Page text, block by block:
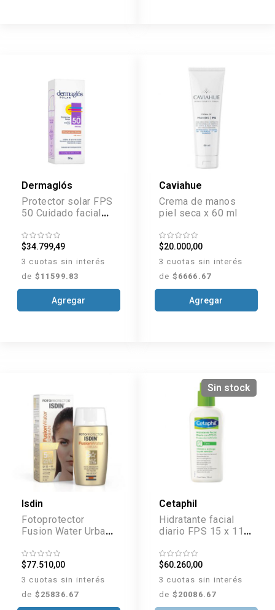
Dermaglós
Protector solar FPS
50 Cuidado facial
$34.799,49
3 cuotas sin interés
de $11599.83
Agregar
Caviahue
Crema de manos
piel seca x 60 ml
$20.000,00
3 cuotas sin interés
de $6666.67
Agregar
Isdin
Fotoprotector
Fusion Water Urban
$77.510,00
3 cuotas sin interés
de $25836.67
Sin stock
Cetaphil
Hidratante facial
diario FPS 15 x 118
$60.260,00
3 cuotas sin interés
de $20086.67